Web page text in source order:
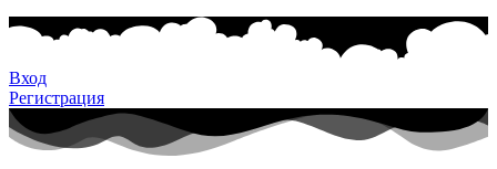
Вход
Регистрация